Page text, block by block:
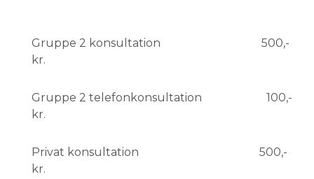
Gruppe 2 konsultation 500,-
kr.
Gruppe 2 telefonkonsultation 100,-
kr.
Privat konsultation 500,-
kr.